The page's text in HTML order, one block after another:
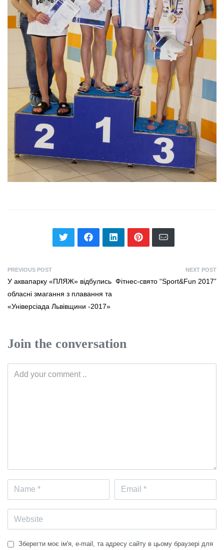
PREVIOUS POST
У аквапарку «ПЛЯЖ» відбулись
обласні змагання з плавання та
«Універсіада Львівщини -2017»
NEXT POST
Фітнес-свято “Sport&Fun 2017”
Join the conversation
Зберегти моє ім'я, e-mail, та адресу сайту в цьому браузері для